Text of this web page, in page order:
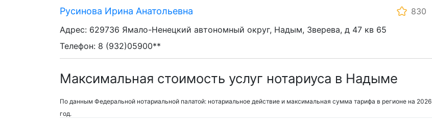
Русинова Ирина Анатольевна
830
Адрес: 629736 Ямало-Ненецкий автономный округ, Надым, Зверева, д 47 кв 65
Телефон: 8 (932)05900**
Максимальная стоимость услуг нотариуса в Надыме
По данным Федеральной нотариальной палатой: нотариальное действие и максимальная сумма тарифа в регионе на 2026
год.